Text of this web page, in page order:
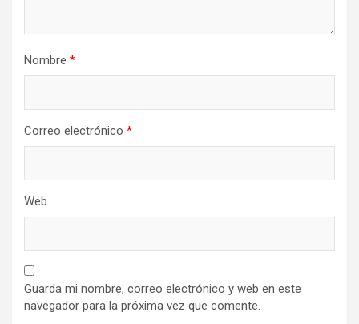
Nombre *
Correo electrónico *
Web
Guarda mi nombre, correo electrónico y web en este
navegador para la próxima vez que comente.